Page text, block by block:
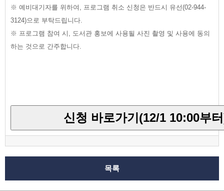
※ 예비대기자를 위하여, 프로그램 취소 신청은 반드시 유선(02-944-
3124)으로 부탁드립니다.
※ 프로그램 참여 시, 도서관 홍보에 사용될 사진 촬영 및 사용에 동의
하는 것으로 간주합니다.
신청 바로가기(12/1 10:00부
목록